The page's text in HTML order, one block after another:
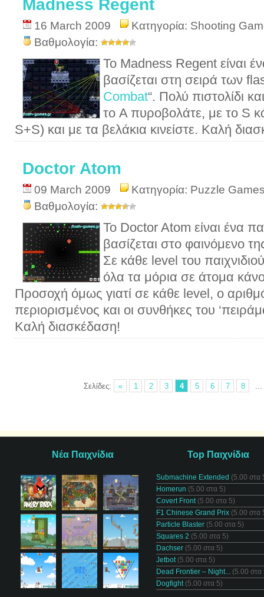
Madness Regent
16 March 2009 Κατηγορία: Shooting
Βαθμολογία:
Το Madness Regent είναι
βασίζεται στη σειρά των
Combat“. Πολύ πιστολίδι
το A πυροβολάτε, με το S
S+S) και με τα βελάκια κινείστε. Καλή
Doctor Atom
09 March 2009 Κατηγορία: Puzzle
Βαθμολογία:
Το Doctor Atom είναι ένα
βασίζεται στο φαινόμενο
Σε κάθε level του
όλα τα μόρια σε άτομα
Προσοχή όμως γιατί σε κάθε level, ο
περιορισμένος και οι συνθήκες του
Καλή διασκέδαση!
Σελίδες: « 1 2 3 4 5 6 7 8
Νέα Παιχνίδια Top Παιχνίδια
Submachine Extended (5.00 στα
Homerun (5.00 στα 5)
Covert Front(5.00 στα 5)
F1 Chinese Grand Prix (5.00 στα
Particle Blaster (5.00 στα 5)
Squares 2 (5.00 στα 5)
Dachser (5.00 στα 5)
Jetbot(5.00 στα 5)
Dead Frontier – Night... (5.00 στα
Dogfight(5.00 στα 5)